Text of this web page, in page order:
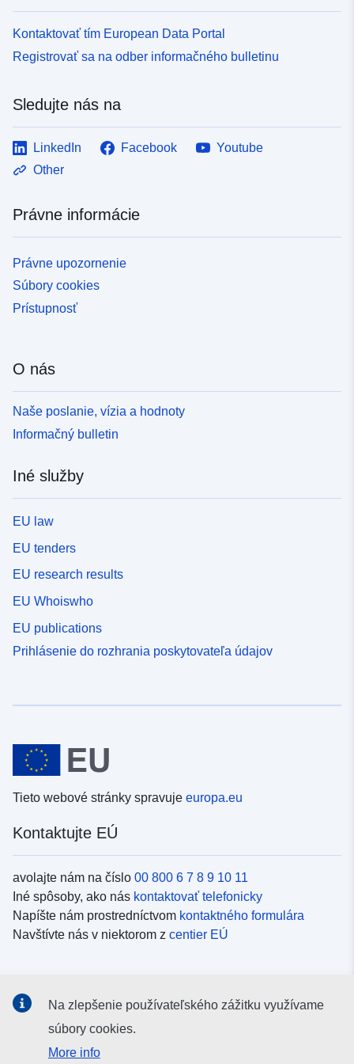
Kontaktovať tím European Data Portal
Registrovať sa na odber informačného bulletinu
Sledujte nás na
LinkedIn Facebook
Youtube
Other
Právne informácie
Právne upozornenie
Súbory cookies
Prístupnosť
O nás
Naše poslanie, vízia a hodnoty
Informačný bulletin
Iné služby
EU law
EU tenders
EU research results
EU Whoiswho
EU publications
Prihlásenie do rozhrania poskytovateľa údajov
Tieto webové stránky spravuje europa.eu
Kontaktujte EÚ
avolajte nám na číslo 00 800 6 7 8 9 10 11
Iné spôsoby, ako nás kontaktovať telefonicky
Napíšte nám prostredníctvom kontaktného formulára
Navštívte nás v niektorom z centier EÚ
Kanály EÚ nasociálnych médiách
Na zlepšenie používateľského zážitku využívame
súbory cookies.
More info